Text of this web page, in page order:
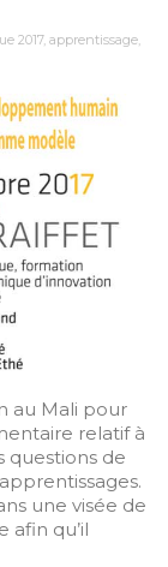
2017, apprentissage,
au Mali pour
relatif à
questions de
une visée de
afin qu’il